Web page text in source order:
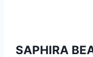
SAPHIRA